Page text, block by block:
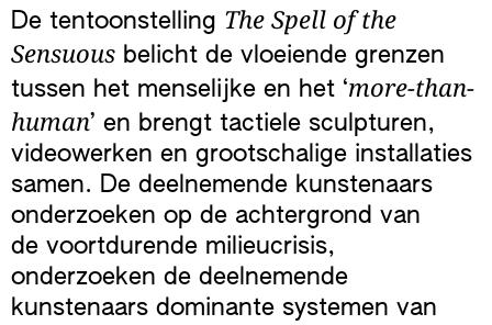
De tentoonstelling The Spell of the
Sensuous belicht de vloeiende grenzen
tussen het menselijke en het ‘more-than-
human’ en brengt tactiele sculpturen,
videowerken en grootschalige installaties
samen. De deelnemende kunstenaars
onderzoeken op de achtergrond van
de voortdurende milieucrisis,
onderzoeken de deelnemende
kunstenaars dominante systemen van